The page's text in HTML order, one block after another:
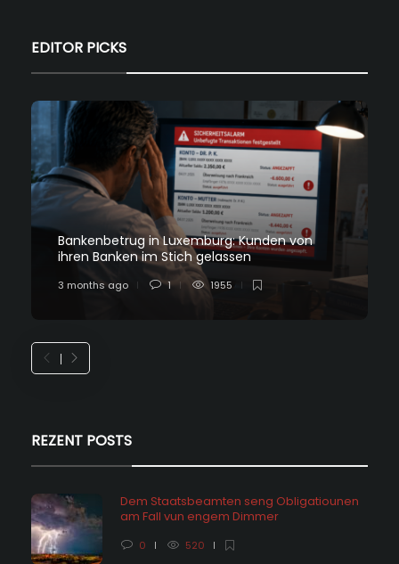
EDITOR PICKS
Bankenbetrug in Luxemburg: Kunden von
ihren Banken im Stich gelassen
3 months ago 1 1955
REZENT POSTS
Dem Staatsbeamten seng Obligatiounen
am Fall vun engem Dimmer
0 520